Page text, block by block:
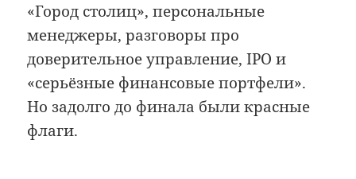
«Город столиц», персональные
менеджеры, разговоры про
доверительное управление, IPO и
«серьёзные финансовые портфели».
Но задолго до финала были красные
флаги.